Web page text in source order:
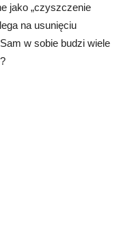
jako „czyszczenie
na usunięciu
w sobie budzi wiele